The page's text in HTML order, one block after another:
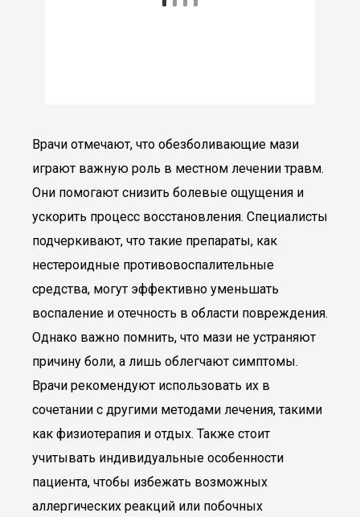
Врачи отмечают, что обезболивающие мази
играют важную роль в местном лечении травм.
Они помогают снизить болевые ощущения и
ускорить процесс восстановления. Специалисты
подчеркивают, что такие препараты, как
нестероидные противовоспалительные
средства, могут эффективно уменьшать
воспаление и отечность в области повреждения.
Однако важно помнить, что мази не устраняют
причину боли, а лишь облегчают симптомы.
Врачи рекомендуют использовать их в
сочетании с другими методами лечения, такими
как физиотерапия и отдых. Также стоит
учитывать индивидуальные особенности
пациента, чтобы избежать возможных
аллергических реакций или побочных